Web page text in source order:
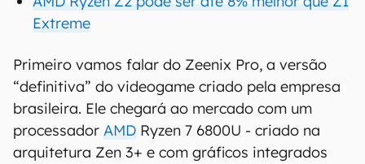
Extreme
Primeiro vamos falar do Zeenix Pro, a versão
“definitiva” do videogame criado pela empresa
brasileira. Ele chegará ao mercado com um
processador AMD Ryzen 7 6800U - criado na
arquitetura Zen 3+ e com gráficos integrados